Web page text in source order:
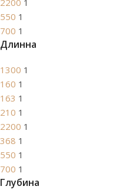
2200 1
550 1
700 1
Длинна
1300 1
160 1
163 1
210 1
2200 1
368 1
550 1
700 1
Глубина